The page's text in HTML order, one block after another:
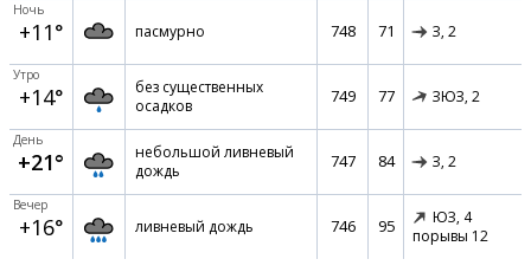
Ночь
+11° пасмурно 748 71 З, 2
Утро
+14°
без существенных
осадков
749 77 ЗЮЗ, 2
День
+21°
небольшой ливневый
дождь
747 84 З, 2
Вечер
+16° ливневый дождь 746 95 ЮЗ, 4
порывы 12